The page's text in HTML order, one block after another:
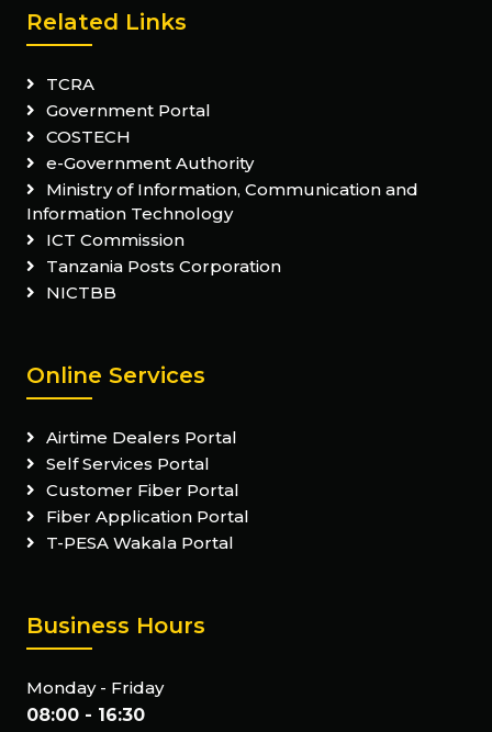
Related Links
TCRA
Government Portal
COSTECH
e-Government Authority
Ministry of Information, Communication and
Information Technology
ICT Commission
Tanzania Posts Corporation
NICTBB
Online Services
Airtime Dealers Portal
Self Services Portal
Customer Fiber Portal
Fiber Application Portal
T-PESA Wakala Portal
Business Hours
Monday - Friday
08:00 - 16:30